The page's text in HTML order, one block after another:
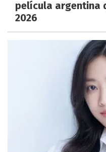
película argentina
2026